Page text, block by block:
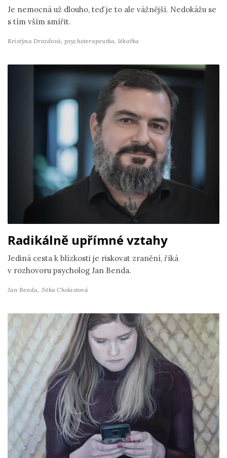
Je nemocná už dlouho, teď je to ale vážnější. Nedokážu se
s tím vším smířit.
Kristýna Drozdová, psychoterapeutka, lékařka
Radikálně upřímné vztahy
Jediná cesta k blízkosti je riskovat zranění, říká
v rozhovoru psycholog Jan Benda.
Jan Benda, Jitka Cholastová